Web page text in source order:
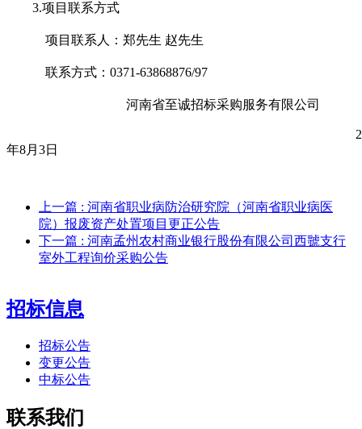
3.项目联系方式
项目联系人：郑先生 赵先生
联系方式： 0371-63868876/97
河南省至诚招标采购服务有限公司
年8月3日
上一篇 : 河南省职业病防治研究院（河南省职业病医
院）报废资产处置项目更正公告
下一篇 : 河南孟州农村商业银行股份有限公司西虢支行
室外工程询价采购公告
招标信息
招标公告
变更公告
中标公告
联系我们